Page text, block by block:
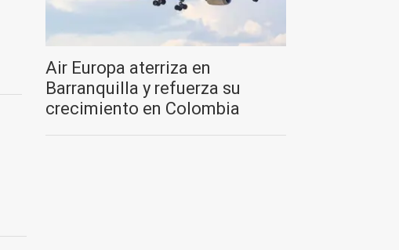
Air Europa aterriza en
Barranquilla y refuerza su
crecimiento en Colombia